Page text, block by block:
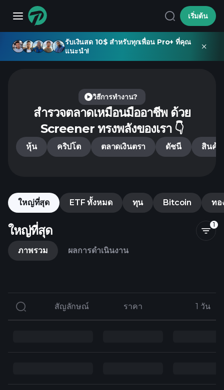
เริ่มต้น
รับเงินสด 10$ สำหรับทุกเพื่อน Pro+ ที่คุณ
แนะนำ!
วิธีการทำงาน?
สำรวจตลาดเหมือนมืออาชีพ ด้วย
Screener ทรงพลังของเรา 👇
หุ้น คริปโต ตลาดเงินตรา ดัชนี สินค้า
ใหญ่ที่สุด ETF ทั้งหมด ทุน Bitcoin ทอ
ใหญ่ที่สุด 1
ภาพรวม ผลการดำเนินงาน
สัญลักษณ์ ราคา 1 วัน
สัญลักษณ์ ราคา 1 วัน